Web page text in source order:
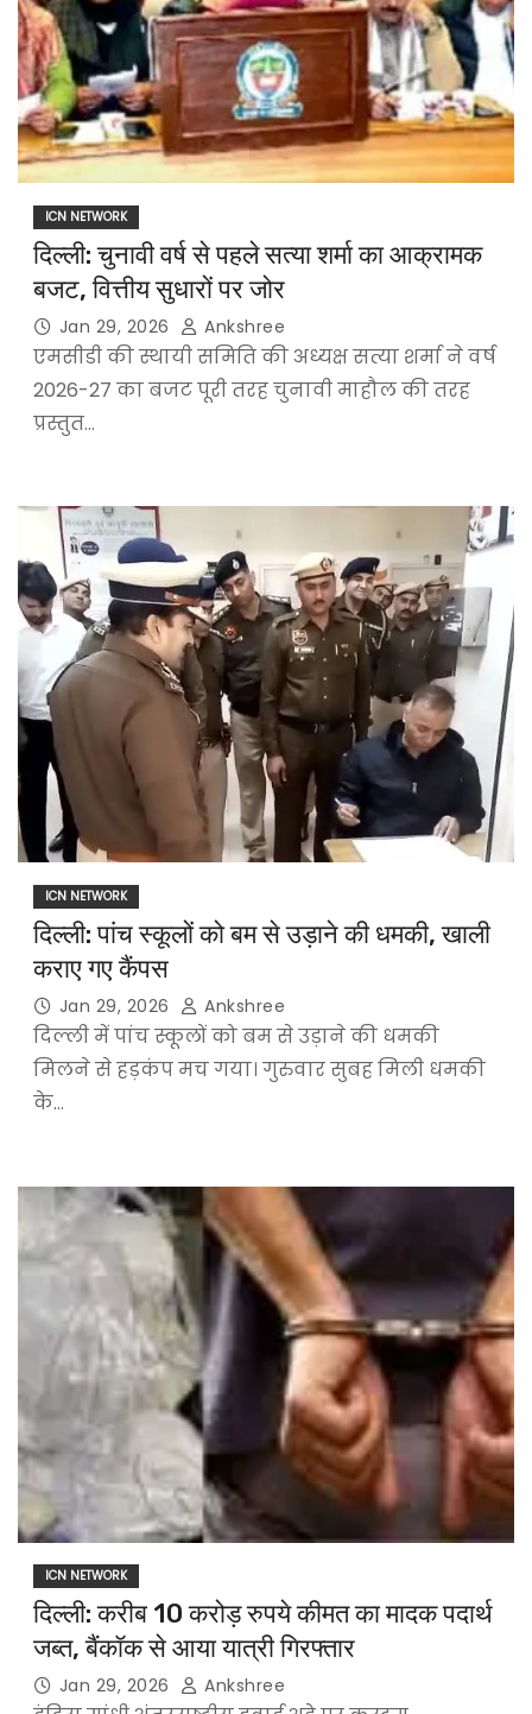
ICN NETWORK
दिल्ली: चुनावी वर्ष से पहले सत्या शर्मा का आक्रामक
बजट, वित्तीय सुधारों पर जोर
Jan 29, 2026 Ankshree
एमसीडी की स्थायी समिति की अध्यक्ष सत्या शर्मा ने वर्ष
2026-27 का बजट पूरी तरह चुनावी माहौल की तरह
प्रस्तुत…
ICN NETWORK
दिल्ली: पांच स्कूलों को बम से उड़ाने की धमकी, खाली
कराए गए कैंपस
Jan 29, 2026 Ankshree
दिल्ली में पांच स्कूलों को बम से उड़ाने की धमकी
मिलने से हड़कंप मच गया। गुरुवार सुबह मिली धमकी
के…
ICN NETWORK
दिल्ली: करीब 10 करोड़ रुपये कीमत का मादक पदार्थ
जब्त, बैंकॉक से आया यात्री गिरफ्तार
Jan 29, 2026 Ankshree